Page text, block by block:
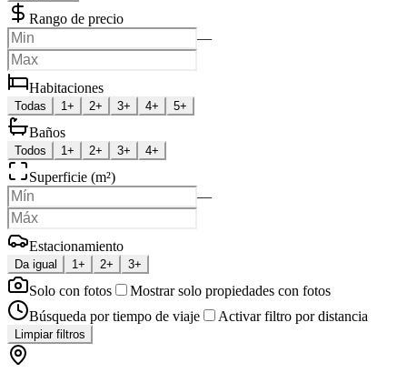
Rango de precio
—
Habitaciones
Todas 1+ 2+ 3+ 4+ 5+
Baños
Todos 1+ 2+ 3+ 4+
Superficie (m²)
—
Estacionamiento
Da igual 1+ 2+ 3+
Solo con fotos
Mostrar solo propiedades con fotos
Búsqueda por tiempo de viaje
Activar filtro por distancia
Limpiar filtros